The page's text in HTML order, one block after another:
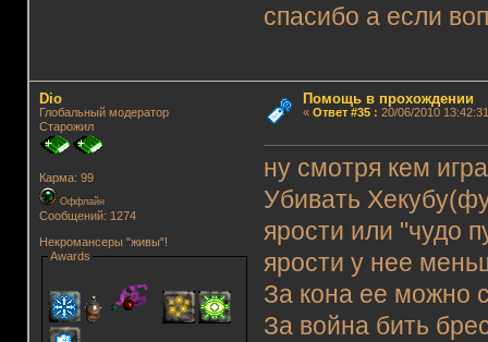
спасибо а если
Dio
Глобальный модератор
Старожил
Карма: 99
Оффлайн
Сообщений: 1274
Некромансеры "живы"!
Awards
Помощь в прохождении
« Ответ #35: 20/06/2010
ну смотря кем
Убивать
ярости или "чудо
ярости у нее
За кона ее можно
За война бить